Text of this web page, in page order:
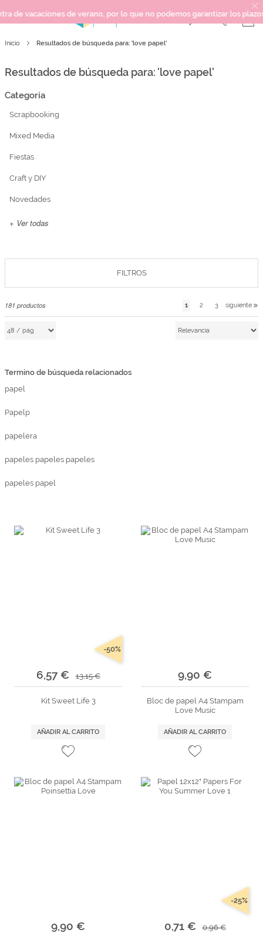
de verano, por lo que no podemos garantizar los plazos de
Novedades
Top Ventas
SCRAPBOOKING
CRAFT Y DIY
PAPELERÍA Y FIESTAS
REGALOS
Iniciar sesión/Regístrate
Inicio Resultados de búsqueda para: 'love papel'
Resultados de búsqueda para: 'love papel'
181 productos 1 2 3 siguiente
Termino de búsqueda relacionados
papel
Papelp
papelera
papeles papeles papeles
papeles papel
6,57 € 13,15 €
-50%
Kit Sweet Life 3
AÑADIR AL CARRITO
9,90 €
Bloc de papel A4 Stampam
Love Music
AÑADIR AL CARRITO
9,90 € 0,71 € 0,96 €
-25%
Categoría
Scrapbooking
Mixed Media
Fiestas
Craft y DIY
Novedades
+ Ver todas
FILTROS